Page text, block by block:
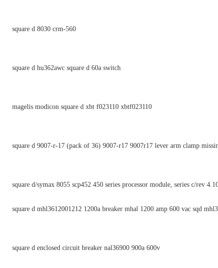
square d 8030 crm-560
square d hu362awc square d 60a switch
magelis modicon square d xbt f023110 xbtf023110
square d 9007-r-17 (pack of 36) 9007-r17 9007r17 lever arm clamp
square d/symax 8055 scp452 450 series processor module, series c/rev
square d mhl3612001212 1200a breaker mhal 1200 amp 600 vac sqd
square d enclosed circuit breaker nal36900 900a 600v